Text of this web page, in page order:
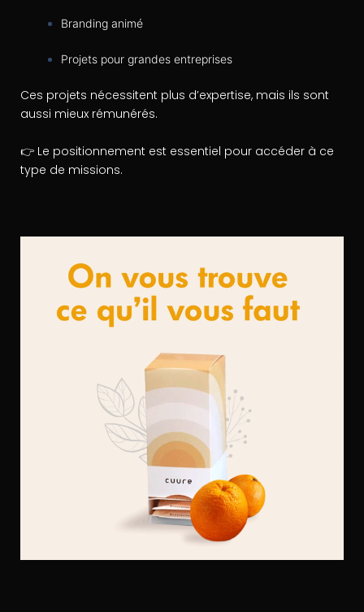
Branding animé
Projets pour grandes entreprises
Ces projets nécessitent plus d’expertise, mais ils sont
aussi mieux rémunérés.
👉 Le positionnement est essentiel pour accéder à ce
type de missions.